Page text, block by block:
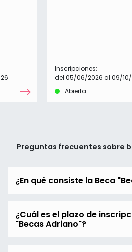
Inscripciones:
del 05/06/2026 al 09/
Abierta
Preguntas frecuentes sobre
¿En qué consiste la Beca
¿Cuál es el plazo de
"Becas Adriano"?